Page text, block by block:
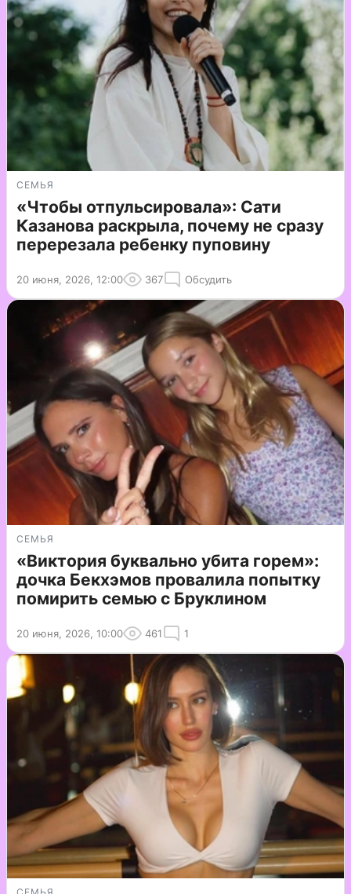
СЕМЬЯ
«Чтобы отпульсировала»: Сати
Казанова раскрыла, почему не сразу
перерезала ребенку пуповину
20 июня, 2026, 12:00 367 Обсудить
СЕМЬЯ
«Виктория буквально убита горем»:
дочка Бекхэмов провалила попытку
помирить семью с Бруклином
20 июня, 2026, 10:00 461 1